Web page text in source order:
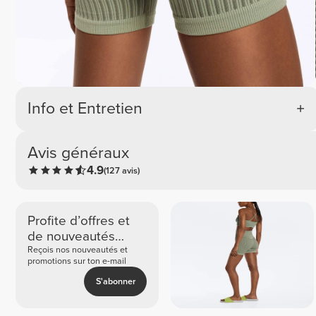
Info et Entretien
Avis généraux
4.9(127 avis)
Profite d’offres et
de nouveautés
exclusives
Reçois nos nouveautés et
promotions sur ton e-mail
S'abonner